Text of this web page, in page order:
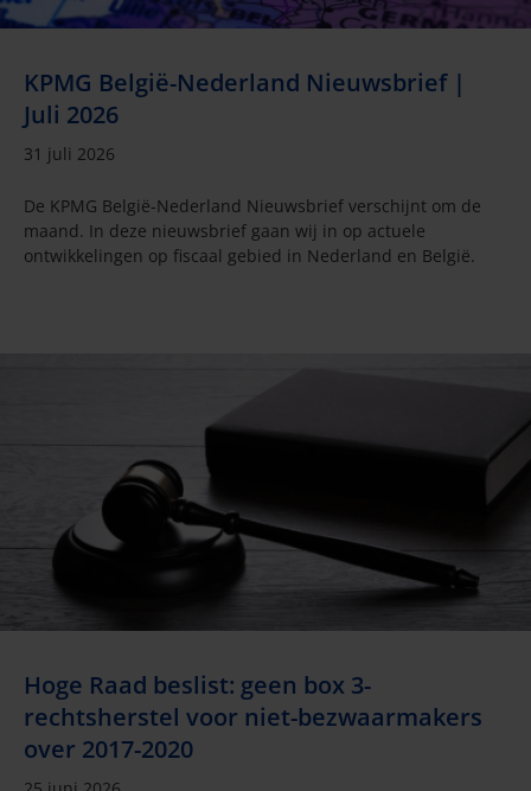
KPMG België-Nederland Nieuwsbrief |
Juli 2026
31 juli 2026
De KPMG België-Nederland Nieuwsbrief verschijnt om de
maand. In deze nieuwsbrief gaan wij in op actuele
ontwikkelingen op fiscaal gebied in Nederland en België.
Hoge Raad beslist: geen box 3-
rechtsherstel voor niet-bezwaarmakers
over 2017-2020